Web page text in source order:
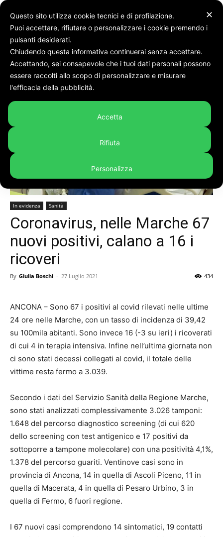
In evidenza
In evidenza Sanità
Coronavirus, nelle Marche 67
nuovi positivi, calano a 16 i
ricoveri
By Giulia Boschi - 27 Luglio 2021 434
ANCONA – Sono 67 i positivi al covid rilevati nelle ultime
24 ore nelle Marche, con un tasso di incidenza di 39,42
su 100mila abitanti. Sono invece 16 (-3 su ieri) i ricoverati
di cui 4 in terapia intensiva. Infine nell’ultima giornata non
ci sono stati decessi collegati al covid, il totale delle
vittime resta fermo a 3.039.
Secondo i dati del Servizio Sanità della Regione Marche,
sono stati analizzati complessivamente 3.026 tamponi:
1.648 del percorso diagnostico screening (di cui 620
dello screening con test antigenico e 17 positivi da
sottoporre a tampone molecolare) con una positività 4,1%,
1.378 del percorso guariti. Ventinove casi sono in
provincia di Ancona, 14 in quella di Ascoli Piceno, 11 in
quella di Macerata, 4 in quella di Pesaro Urbino, 3 in
quella di Fermo, 6 fuori regione.
I 67 nuovi casi comprendono 14 sintomatici, 19 contatti
✕
Questo sito utilizza cookie tecnici e di profilazione.
Puoi accettare, rifiutare o personalizzare i cookie premendo i
pulsanti desiderati.
Chiudendo questa informativa continuerai senza accettare.
Accettando, sei consapevole che i tuoi dati personali possono
essere raccolti allo scopo di personalizzare e misurare
l'efficacia della pubblicità.
Accetta
Rifiuta
Personalizza